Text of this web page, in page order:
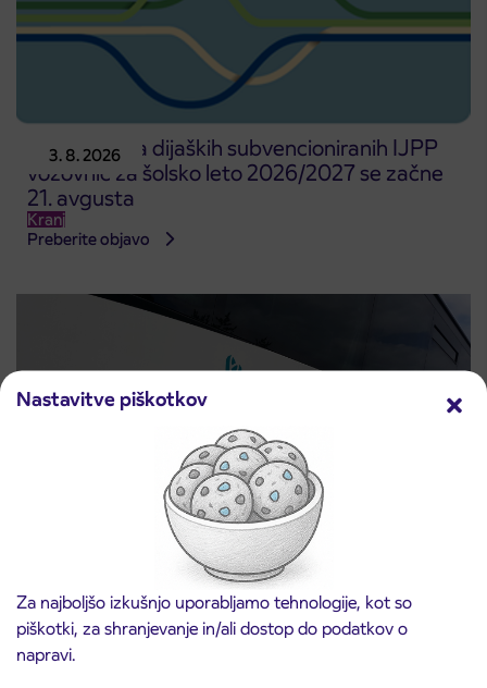
Nastavitve piškotkov
Za najboljšo izkušnjo uporabljamo tehnologije, kot so
piškotki, za shranjevanje in/ali dostop do podatkov o
napravi.
3. 8. 2026
Predprodaja dijaških subvencioniranih IJPP
vozovnic za šolsko leto 2026/2027 se začne
21. avgusta
Kranj
Preberite objavo
Obvestilo o popolni zapori ceste
ČEŠNJEVEK – TRATA
Kranj
Preberite objavo